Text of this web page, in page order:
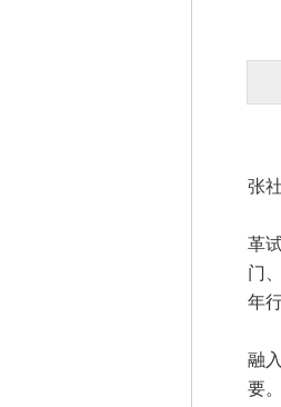
“
张
早
革
门
年
在
融
要